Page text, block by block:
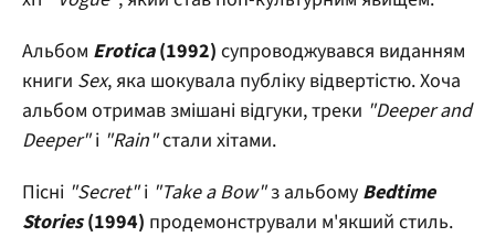
Альбом Erotica(1992) супроводжувався виданням
книги Sex, яка шокувала публіку відвертістю. Хоча
альбом отримав змішані відгуки, треки "Deeper and
Deeper"і "Rain"стали хітами.
Пісні "Secret"і "Take a Bow"з альбому Bedtime
Stories(1994) продемонстрували м'якший стиль.